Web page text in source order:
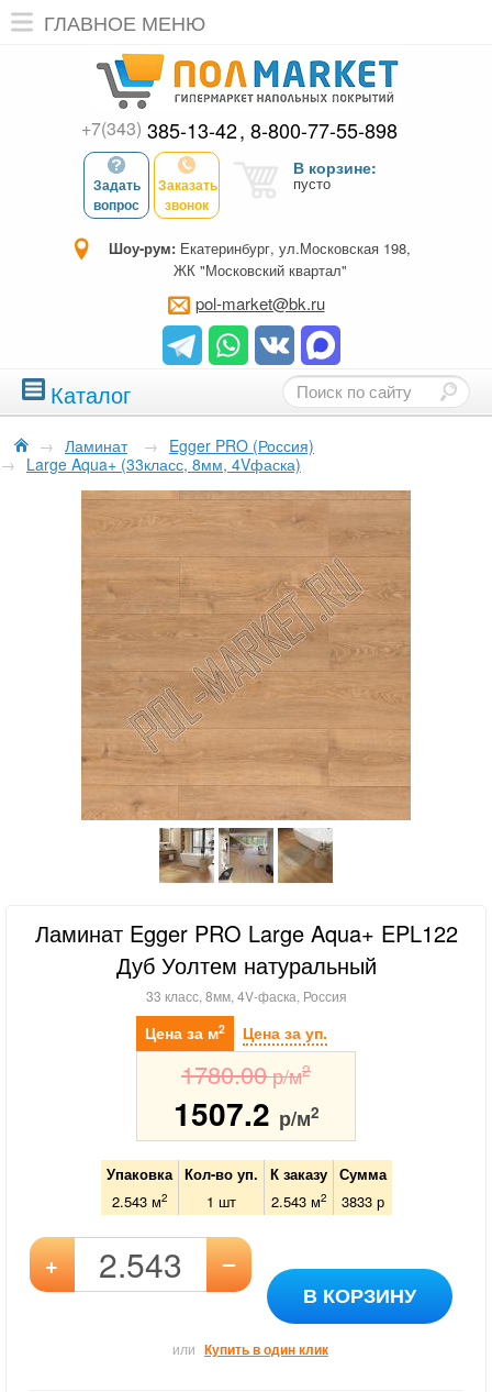
ГЛАВНОЕ МЕНЮ
+7(343) 385-13-42 8-800-77-55-898
Задать
вопрос
Заказать
звонок
В корзине:
пусто
Шоу-рум: Екатеринбург, ул.Московская 198,
ЖК "Московский квартал"
pol-market@bk.ru
Каталог
→ Ламинат → Egger PRO (Россия)
→ Large Aqua+ (33класс, 8мм, 4Vфаска)
Ламинат Egger PRO Large Aqua+ EPL122
Дуб Уолтем натуральный
33 класс, 8мм, 4V-фаска, Россия
Цена за м2 Цена за уп.
1780.00р/м2
1507.2 р/м2
Упаковка Кол-во уп. К заказу
Сумма
2.543 м2 1 шт 2.543м2 3833р
+ –
В КОРЗИНУ
или Купить в один клик